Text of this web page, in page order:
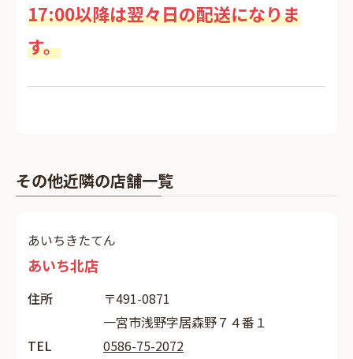
17:00以降は翌々日の配送になりま
す。
その他近隣の店舗一覧
あいちきたてん
あいち北店
住所
〒491-0871
一宮市浅野字居森野７４番１
TEL
0586-75-2072